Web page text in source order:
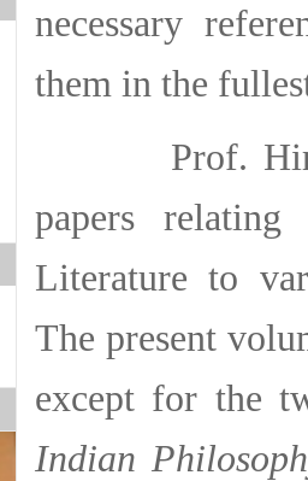
necessary
them in the
Prof.
papers
Literature to
The present
except for the
Indian